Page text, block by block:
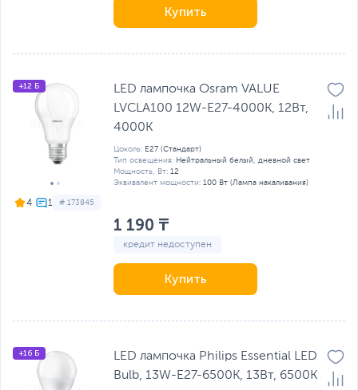
Купить
4 # 173845
+12 Б
LED лампочка Osram VALUE
LVCLA100 12W-E27-4000K, 12Вт,
4000К
Цоколь: E27 (Стандарт)
Тип освещения: Нейтральный белый, дневной свет
Мощность, Вт: 12
Эквивалент мощности: 100 Вт (Лампа накаливания)
1 190 ₸
кредит недоступен
Купить
+16 Б
LED лампочка Philips Essential LED
Bulb, 13W-E27-6500K, 13Вт, 6500К